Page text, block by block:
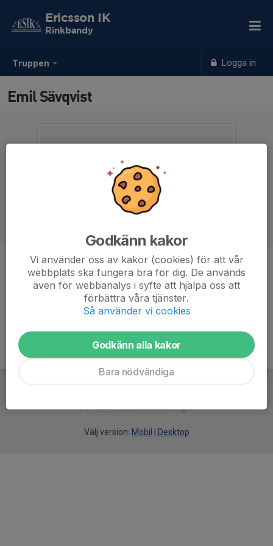
Truppen Logga in
Ericsson IK
Rinkbandy
Emil Sävqvist
Titel
-
Försmartaidrottsföreningar
Välj version: Mobil Desktop
Godkänn kakor
Vi använder oss av kakor (cookies) för att vår
webbplats ska fungera bra för dig. De används
även för webbanalys i syfte att hjälpa oss att
förbättra våra tjänster.
Så använder vi cookies
Godkänn alla kakor
Bara nödvändiga